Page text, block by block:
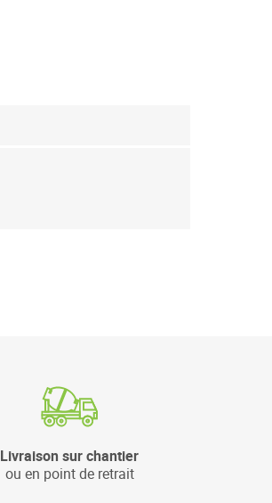
Livraison sur chantier
ou en point de retrait